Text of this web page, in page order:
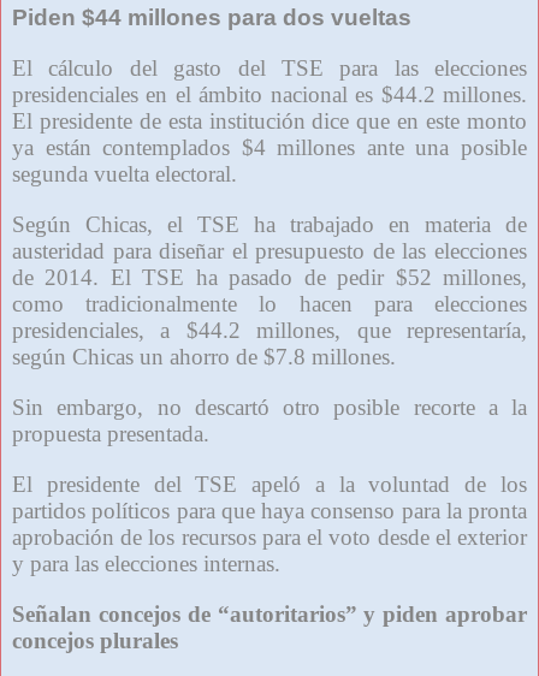
Piden $44 millones para dos vueltas
El cálculo del gasto del TSE para las elecciones
presidenciales en el ámbito nacional es $44.2 millones.
El presidente de esta institución dice que en este monto
ya están contemplados $4 millones ante una posible
segunda vuelta electoral.
Según Chicas, el TSE ha trabajado en materia de
austeridad para diseñar el presupuesto de las elecciones
de 2014. El TSE ha pasado de pedir $52 millones,
como tradicionalmente lo hacen para elecciones
presidenciales, a $44.2 millones, que representaría,
según Chicas un ahorro de $7.8 millones.
Sin embargo, no descartó otro posible recorte a la
propuesta presentada.
El presidente del TSE apeló a la voluntad de los
partidos políticos para que haya consenso para la pronta
aprobación de los recursos para el voto desde el exterior
y para las elecciones internas.
Señalan concejos de “autoritarios” y piden aprobar
concejos plurales